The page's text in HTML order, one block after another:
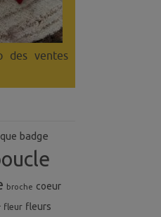
des ventes
badge
broche coeur
fleur fleurs